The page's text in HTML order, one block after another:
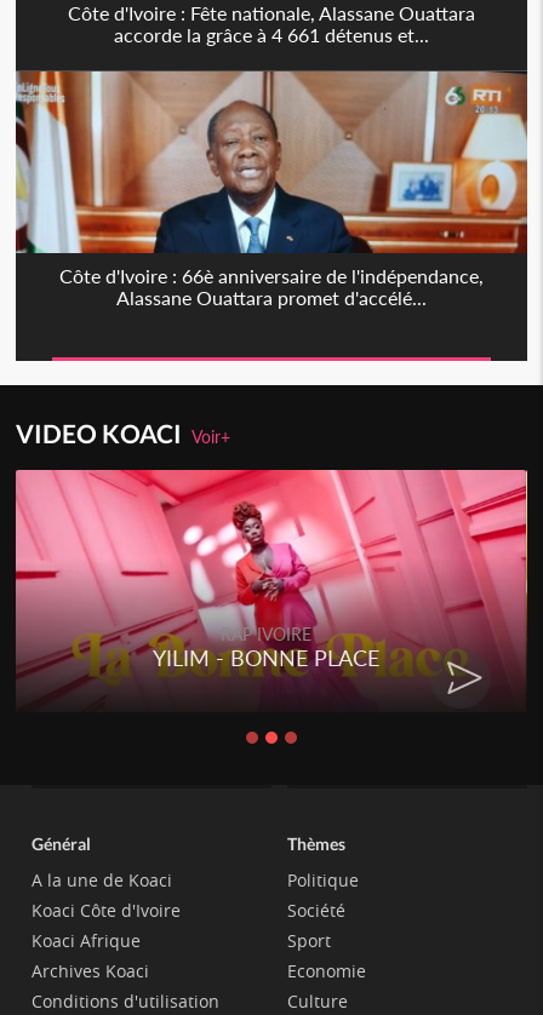
Côte d'Ivoire : Fête nationale, Alassane Ouattara
accorde la grâce à 4 661 détenus et...
Côte d'Ivoire : 66è anniversaire de l'indépendance,
Alassane Ouattara promet d'accélé...
VIDEO KOACIVoir+
RAP IVOIRE
YILIM - BONNE PLACE
Général
A la une de Koaci
Koaci Côte d'Ivoire
Koaci Afrique
Archives Koaci
Conditions d'utilisation
Thèmes
Politique
Société
Sport
Economie
Culture